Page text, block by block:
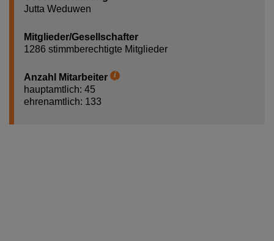
Jutta Weduwen
Mitglieder/Gesellschafter
1286 stimmberechtigte Mitglieder
Anzahl Mitarbeiter
Hilfetext
hauptamtlich: 45
ehrenamtlich: 133